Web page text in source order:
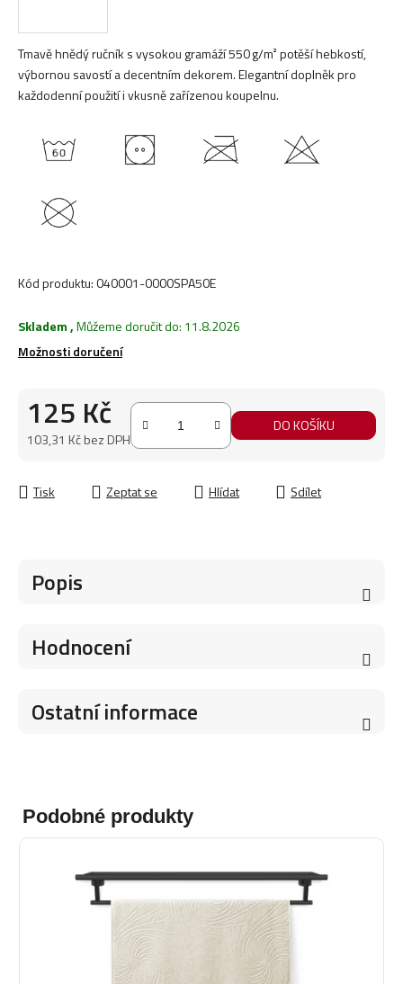
Tmavě hnědý ručník s vysokou gramáží 550 g/m² potěší hebkostí,
výbornou savostí a decentním dekorem. Elegantní doplněk pro
každodenní použití i vkusně zařízenou koupelnu.
Kód produktu:040001-0000SPA50E
Skladem,Můžeme doručit do: 11.8.2026
Možnosti doručení
125 Kč
103,31 Kč bez DPH
DO KOŠÍKU
Tisk Zeptat se Hlídat Sdílet
Popis
Hodnocení
Ostatní informace
Podobné produkty